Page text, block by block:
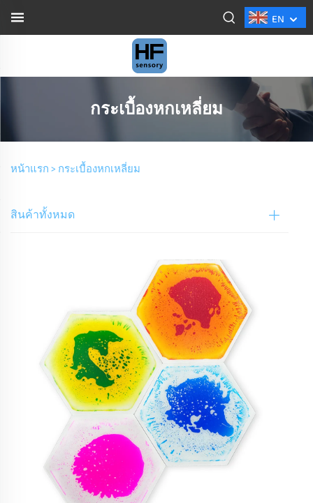
EN
กระเบื้องหกเหลี่ยม
หน้าแรก > กระเบื้องหกเหลี่ยม
สินค้าทั้งหมด